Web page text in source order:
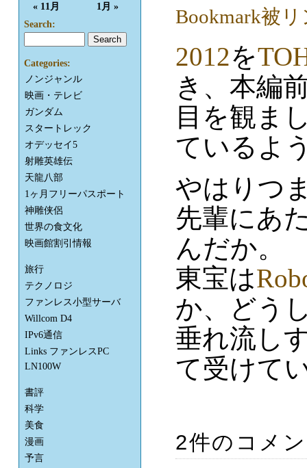
2012を
き、本編
目を観ま
ているよ
やはりつ
先輩にあ
んだか。
東宝は
か、どう
垂れ流し
て受けて
2件のコメ
« 11月 1月 »
Search:
Categories:
ノンジャンル
映画・テレビ
ガンダム
スタートレック
オデッセイ5
射雕英雄伝
天龍八部
1ヶ月フリーパスポート
神雕侠侶
世界の食文化
映画館割引情報
旅行
テクノロジ
ファンレス小型サーバ
Willcom D4
IPv6通信
Links ファンレスPC
LN100W
書評
科学
美食
漫画
予言